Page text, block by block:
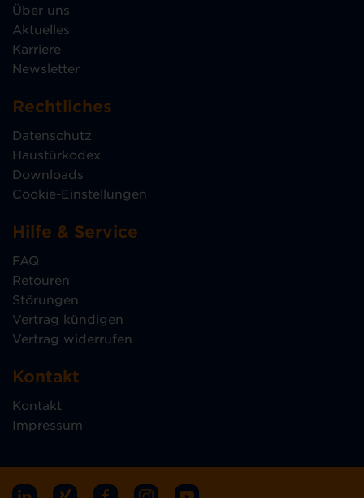
Über uns
Aktuelles
Karriere
Newsletter
Rechtliches
Datenschutz
Haustürkodex
Downloads
Cookie-Einstellungen
Hilfe & Service
FAQ
Retouren
Störungen
Vertrag kündigen
Vertrag widerrufen
Kontakt
Kontakt
Impressum